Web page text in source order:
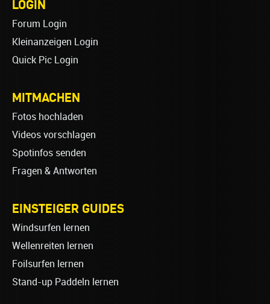
LOGIN
Forum Login
Kleinanzeigen Login
Quick Pic Login
MITMACHEN
Fotos hochladen
Videos vorschlagen
Spotinfos senden
Fragen & Antworten
EINSTEIGER GUIDES
Windsurfen lernen
Wellenreiten lernen
Foilsurfen lernen
Stand-up Paddeln lernen